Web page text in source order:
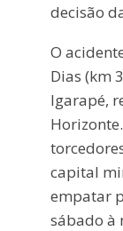
decisão
O
Dias (km
Igarapé,
capital
empatar
sábado à